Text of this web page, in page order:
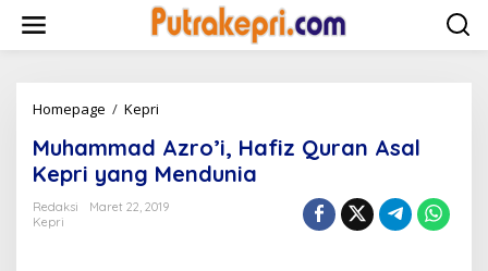
w
Homepage / Kepri
h
a
m
m
Muhammad Azro’i, Hafiz Quran Asal
Kepri yang Mendunia
Redaksi
Maret 22, 2019
Kepri